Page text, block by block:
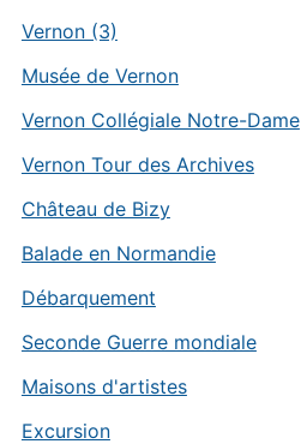
Vernon (3)
Musée de Vernon
Vernon Collégiale Notre-Dame
Vernon Tour des Archives
Château de Bizy
Balade en Normandie
Débarquement
Seconde Guerre mondiale
Maisons d'artistes
Excursion